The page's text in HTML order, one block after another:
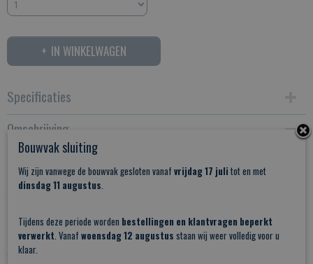
IN WINKELWAGEN
Specificaties
Productcode
Stalen schuifdeur Vintage nr 1
Omschrijving
Stalen Schuifdeur Vintage Nr1
Dezestalen schuifdeurheeft een uniek en tijdloos
Het gemak van een schuifdeur gecombineerd met de
trend van staal dat al decennia lang terugkomt in zowel
woon als werk ruimten
Bouwvak sluiting
Wij zijn vanwege de bouwvak gesloten vanaf vrijdag 17 juli tot en met
dinsdag 11 augustus.
Tijdens deze periode worden bestellingen en klantvragen beperkt
verwerkt. Vanaf woensdag 12 augustus staan wij weer volledig voor u
klaar.